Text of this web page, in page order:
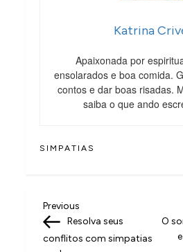
Katrina
Apaixonada por
ensolarados e boa comida.
contos e dar boas risadas.
saiba o que ando
SIMPATIAS
N
a
Previous
Post
Previous
Resolva seus
conflitos com simpatias
O